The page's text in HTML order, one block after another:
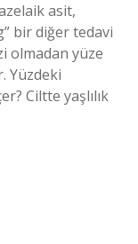
asit,
bir diğer tedavi
olmadan yüze
Yüzdeki
Ciltte yaşlılık